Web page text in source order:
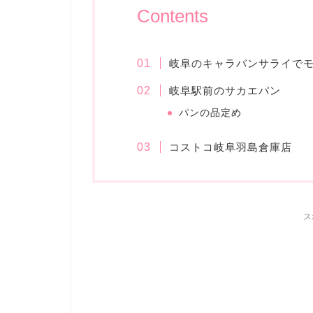
Contents
岐阜のキャラバンサライで
岐阜駅前のサカエパン
パンの品定め
コストコ岐阜羽島倉庫店